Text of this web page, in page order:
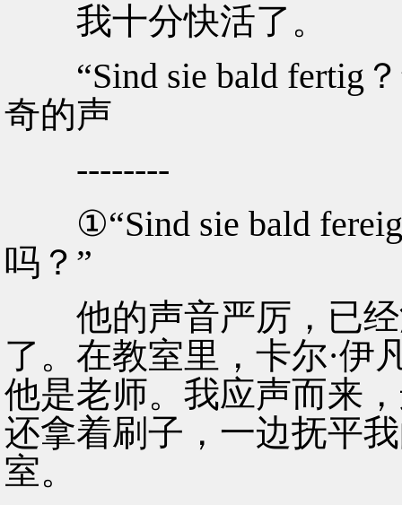
我十分快活了。
“Sind sie bald fertig
奇的声
--------
①“Sind sie bald fereig
吗？”
他的声音严厉，已经
了。在教室里，卡尔·伊
他是老师。我应声而来
还拿着刷子，一边抚平
室。